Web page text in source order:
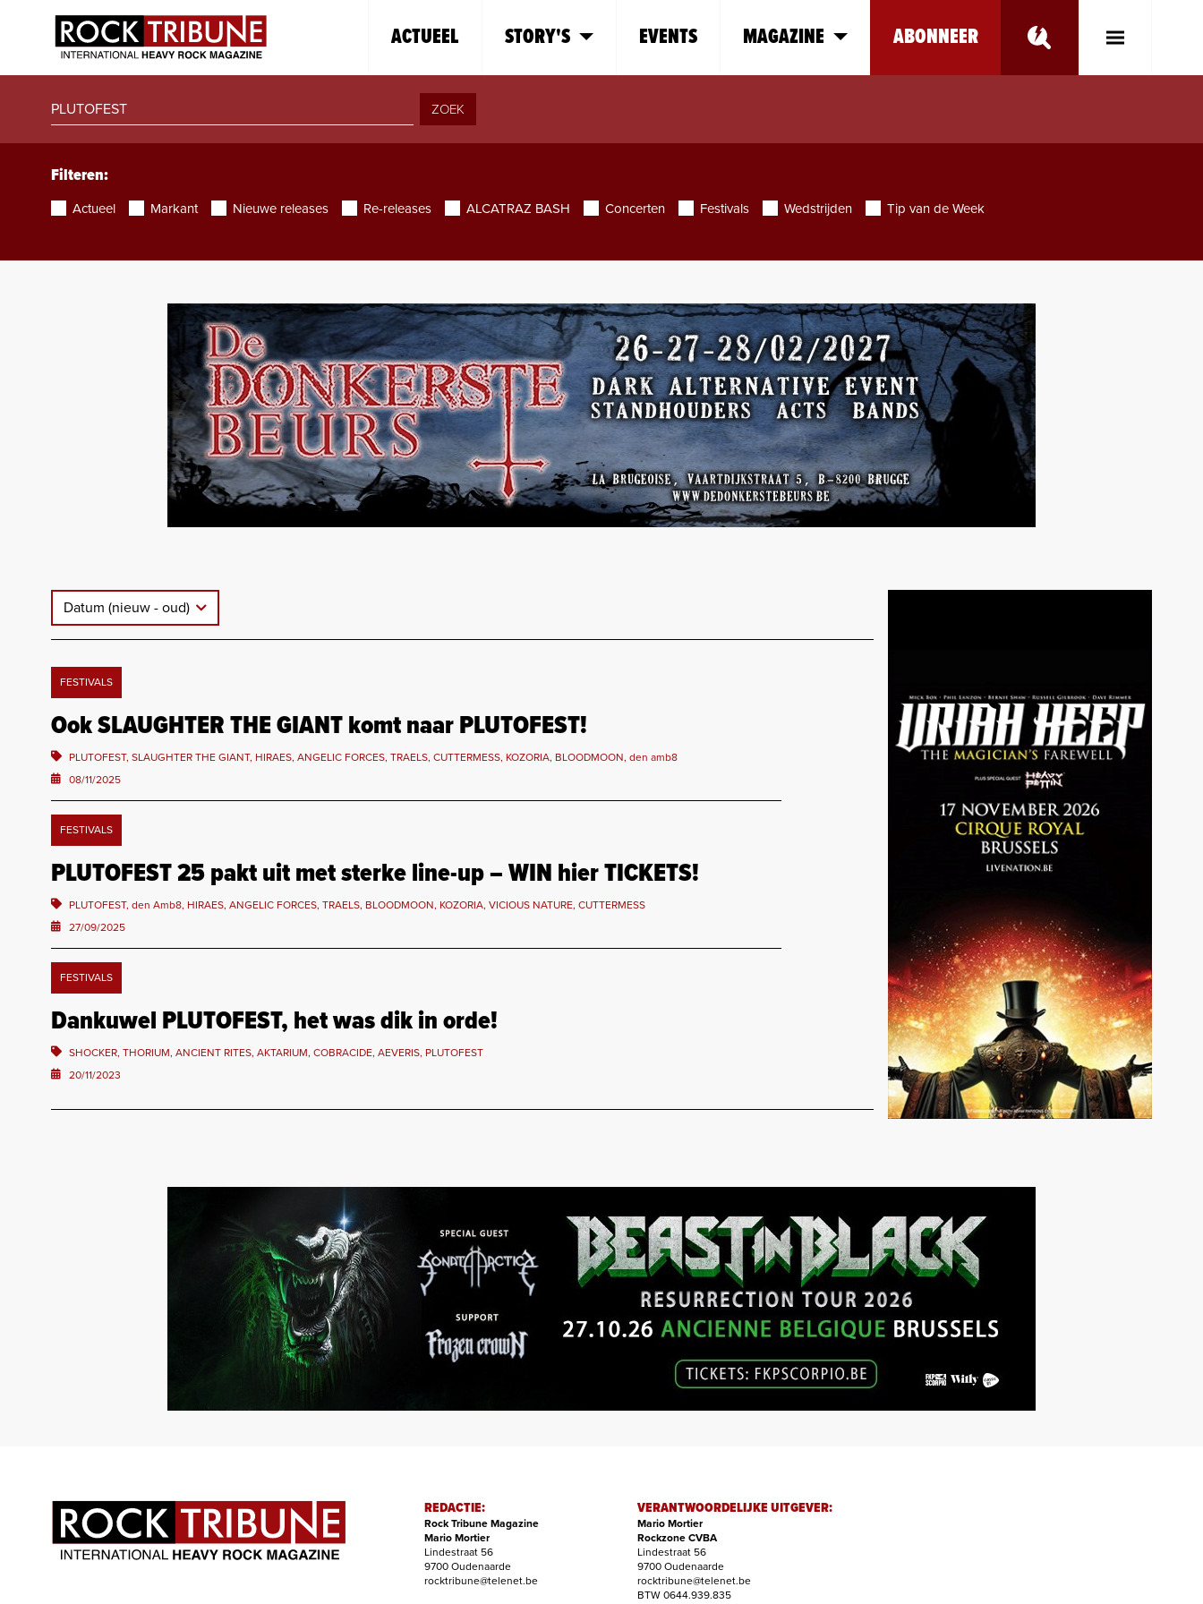
ACTUEEL STORY'S EVENTS MAGAZINE ABONNEER
Toggle
ZOEK
Filteren:
Actueel Markant Nieuwe releases Re-releases ALCATRAZ BASH Concerten Festivals Wedstrijden Tip van de Week
Datum (nieuw - oud)
FESTIVALS
Ook SLAUGHTER THE GIANT komt naar PLUTOFEST!
PLUTOFEST, SLAUGHTER THE GIANT, HIRAES, ANGELIC FORCES, TRAELS, CUTTERMESS, KOZORIA, BLOODMOON, den amb8
08/11/2025
FESTIVALS
PLUTOFEST 25 pakt uit met sterke line-up – WIN hier TICKETS!
PLUTOFEST, den Amb8, HIRAES, ANGELIC FORCES, TRAELS, BLOODMOON, KOZORIA, VICIOUS NATURE, CUTTERMESS
27/09/2025
FESTIVALS
Dankuwel PLUTOFEST, het was dik in orde!
SHOCKER, THORIUM, ANCIENT RITES, AKTARIUM, COBRACIDE, AEVERIS, PLUTOFEST
20/11/2023
REDACTIE:
Rock Tribune Magazine
Mario Mortier
Lindestraat 56
9700 Oudenaarde
rocktribune@telenet.be
VERANTWOORDELIJKE UITGEVER:
Mario Mortier
Rockzone CVBA
Lindestraat 56
9700 Oudenaarde
rocktribune@telenet.be
BTW 0644.939.835